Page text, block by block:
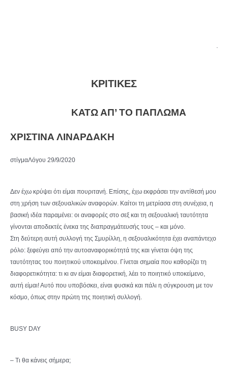
.
ΚΡΙΤΙΚΕΣ
ΚΑΤΩ ΑΠ’ ΤΟ ΠΑΠΛΩΜΑ
ΧΡΙΣΤΙΝΑ ΛΙΝΑΡΔΑΚΗ
στίγμαΛόγου 29/9/2020
Δεν έχω κρύψει ότι είμαι πουριτανή. Επίσης, έχω εκφράσει την αντίθεσή μου
στη χρήση των σεξουαλικών αναφορών. Καίτοι τη μετρίασα στη συνέχεια, η
βασική ιδέα παραμένει: οι αναφορές στο σεξ και τη σεξουαλική ταυτότητα
γίνονται αποδεκτές ένεκα της διαπραγμάτευσής τους – και μόνο.
Στη δεύτερη αυτή συλλογή της Σμυρίλλη, η σεξουαλικότητα έχει αναπάντεχο
ρόλο: ξεφεύγει από την αυτοαναφορικότητά της και γίνεται όψη της
ταυτότητας του ποιητικού υποκειμένου. Γίνεται σημαία που καθορίζει τη
διαφορετικότητα: τι κι αν είμαι διαφορετική, λέει το ποιητικό υποκείμενο,
αυτή είμαι! Αυτό που υποβόσκει, είναι φυσικά και πάλι η σύγκρουση με τον
κόσμο, όπως στην πρώτη της ποιητική συλλογή.
BUSY DAY
– Τι θα κάνεις σήμερα;